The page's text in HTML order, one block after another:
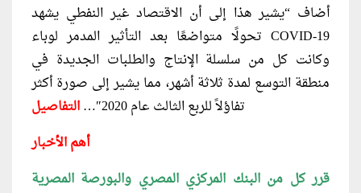
أضاف “يشير هذا إلى أن الاقتصاد غير النفطي يشهد
تحولًا متواضعًا بعد التأثير المدمر لوباء COVID-19
وكانت كل من سلسلة الإنتاج والطلبات الجديدة في
منطقة التوسع لمدة ثلاثة أشهر، مما يشير إلى صورة أكثر
تفاؤلاً للربع الثالث عام 2020″…
التفاصيل
أهم الأخبار
قرر كل من البنك المركزي المصري والبورصة المصرية